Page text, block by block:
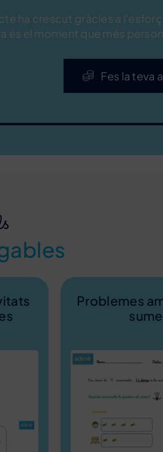
ha crescut gràcies a
és el moment que més
Fes la teva
Problemes